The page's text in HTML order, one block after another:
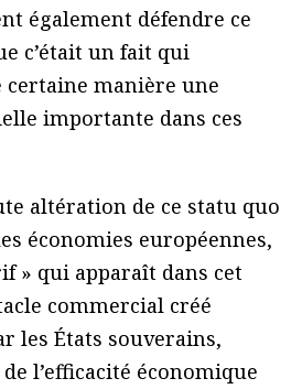
également défendre ce
c’était un fait qui
certaine manière une
importante dans ces
altération de ce statu quo
économies européennes,
» qui apparaît dans cet
commercial créé
les États souverains,
l’efficacité économique